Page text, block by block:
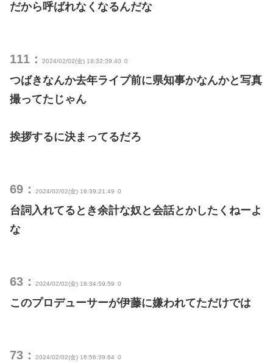
だから呼ばれなくなるんだな
111： 2024/02/02(金) 18:32:39.40 0
つばきなんか去年ライブ前に県知事かなんかと写真
撮ってたじゃん
挨拶するに決まってるだろ
69： 2024/02/02(金) 16:39:21.49 0
台詞入れてるとき余計な奴と会話とかしたくねーよ
な
63： 2024/02/02(金) 16:34:59.59 0
このプロデューサーが伊藤に嫌われてただけでは
73： 2024/02/02(金) 16:56:39.64 0